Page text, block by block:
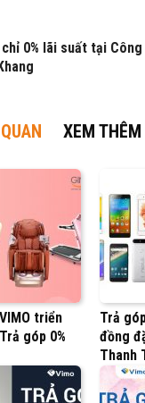
0% lãi suất tại
XEM THÊM
triển
góp 0%
Trả
đồng
Thanh